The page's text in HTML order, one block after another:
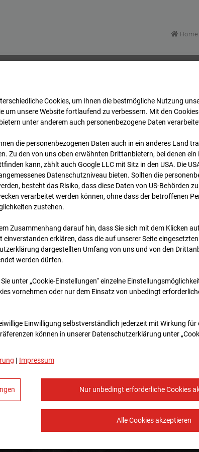
Home
Archiv 2025 10 13 06:00
H3ö
Cookies, um Ihnen die best­mögliche Nutzung
um unsere Website fortlaufend zu verbessern. Mit den
unter anderem auch personenbezogene Daten
die personenbezogenen Daten auch in ein anderes Land
Zu den von uns oben erwähnten Drittanbietern, bei denen
kann, zählt auch Google LLC mit Sitz in den USA. Die
Datenschutzniveau bieten. Sollten die
besteht das Risiko, dass diese Daten von US-Behörden
verarbeitet werden können, ohne dass der betroffenen
zustehen.
Zusammenhang darauf hin, dass Sie sich mit dem Klicken
ein­ver­standen erklären, dass die auf unserer Seite
dargestellten Umfang von uns und von den
werden dürfen.
unter „Cookie-Einstellungen“ einzelne
vornehmen oder nur dem Einsatz von unbedingt
Einwilligung selbstverständlich jederzeit mit Wirkung für
können in unserer Datenschutzerklärung unter
| Impressum
Nur unbedingt erforderliche Cookies
Alle Cookies akzeptieren